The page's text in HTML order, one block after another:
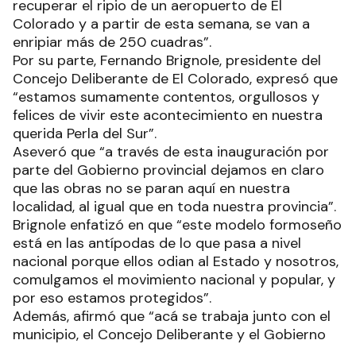
recuperar el ripio de un aeropuerto de El
Colorado y a partir de esta semana, se van a
enripiar más de 250 cuadras”.
Por su parte, Fernando Brignole, presidente del
Concejo Deliberante de El Colorado, expresó que
“estamos sumamente contentos, orgullosos y
felices de vivir este acontecimiento en nuestra
querida Perla del Sur”.
Aseveró que “a través de esta inauguración por
parte del Gobierno provincial dejamos en claro
que las obras no se paran aquí en nuestra
localidad, al igual que en toda nuestra provincia”.
Brignole enfatizó en que “este modelo formoseño
está en las antípodas de lo que pasa a nivel
nacional porque ellos odian al Estado y nosotros,
comulgamos el movimiento nacional y popular, y
por eso estamos protegidos”.
Además, afirmó que “acá se trabaja junto con el
municipio, el Concejo Deliberante y el Gobierno